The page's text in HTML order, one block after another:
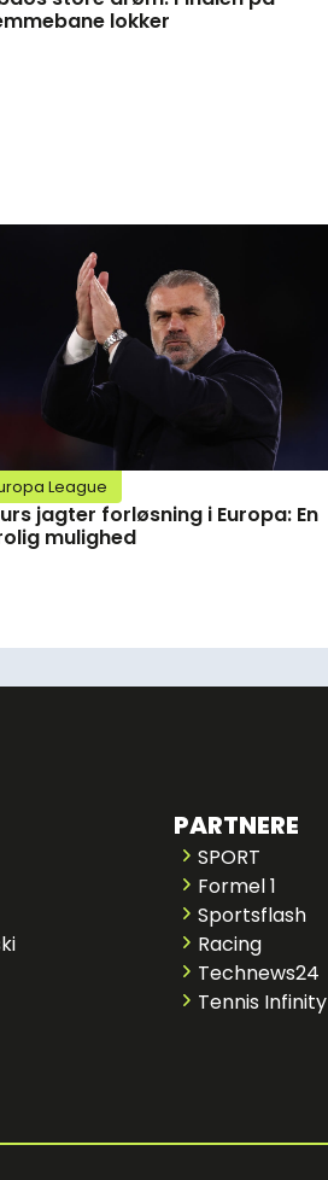
lokker
League
jagter forløsning i Europa: En
mulighed
PARTNERE
SPORT
Formel 1
Sportsflash
Racing
Technews24
Tennis Infinity